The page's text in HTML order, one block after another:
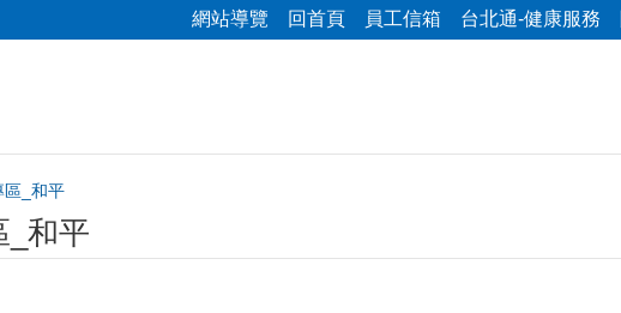
網站導覽 回首頁 員工信箱 台北通-健康服務
區_和平
_和平